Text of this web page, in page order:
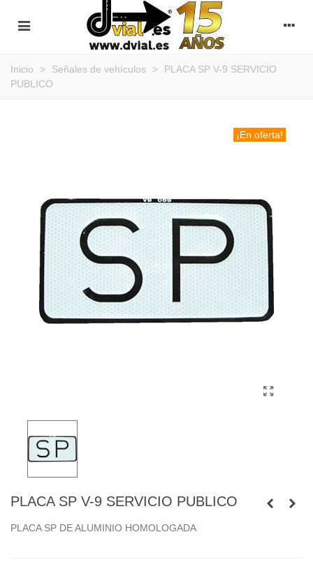
Inicio > Señales de vehículos >
PLACA SP V-9 SERVICIO
PUBLICO
¡En oferta!
PLACA SP V-9 SERVICIO PUBLICO
PLACA SP DE ALUMINIO HOMOLOGADA